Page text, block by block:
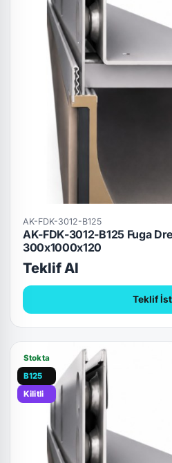
AK-FDK-3012-B125
AK-FDK-3012-B125 Fuga
300x1000x120
Teklif Al
Teklif
Stokta
B125
Kilitli